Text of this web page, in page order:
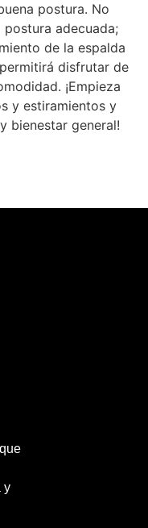
postura. No
adecuada;
de la espalda
disfrutar de
¡Empieza
y estiramientos y
bienestar general!
y